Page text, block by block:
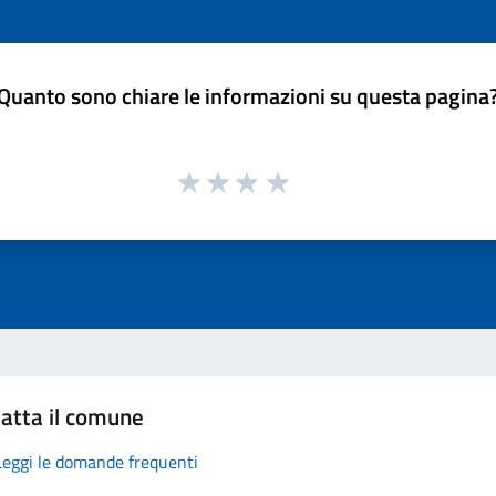
sono chiare le informazioni su questa
il comune
le domande frequenti